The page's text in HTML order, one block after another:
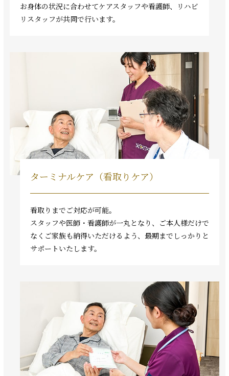
お身体の状況に合わせてケアスタッフや看護師、リハビ
リスタッフが共同で行います。
ターミナルケア（看取りケア）
看取りまでご対応が可能。
スタッフや医師・看護師が一丸となり、ご本人様だけで
なくご家族も納得いただけるよう、最期までしっかりと
サポートいたします。